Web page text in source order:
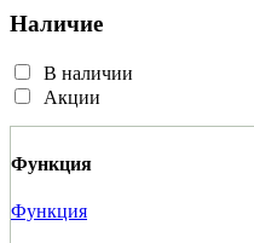
Наличие
В наличии
Акции
Функция
Функция